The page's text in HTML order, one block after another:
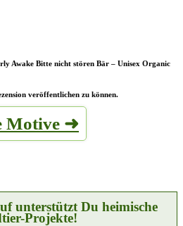
Awake Bitte nicht stören Bär – Unisex Organic
veröffentlichen zu können.
Motive ➜
unterstützt Du heimische
Projekte!